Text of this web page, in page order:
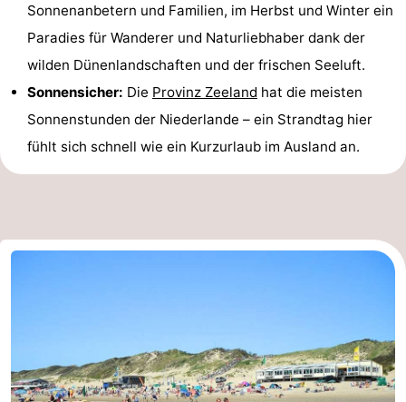
Sport
Schwimmbader
-
Radfahren
Wandern
-
Golfplatze
-
Essen
Sonnenanbetern und Familien, im Herbst und Winter ein
Paradies für Wanderer und Naturliebhaber dank der
wilden Dünenlandschaften und der frischen Seeluft.
Sonnensicher: Die Provinz Zeeland hat die meisten
Sonnenstunden der Niederlande – ein Strandtag hier
fühlt sich schnell wie ein Kurzurlaub im Ausland an.